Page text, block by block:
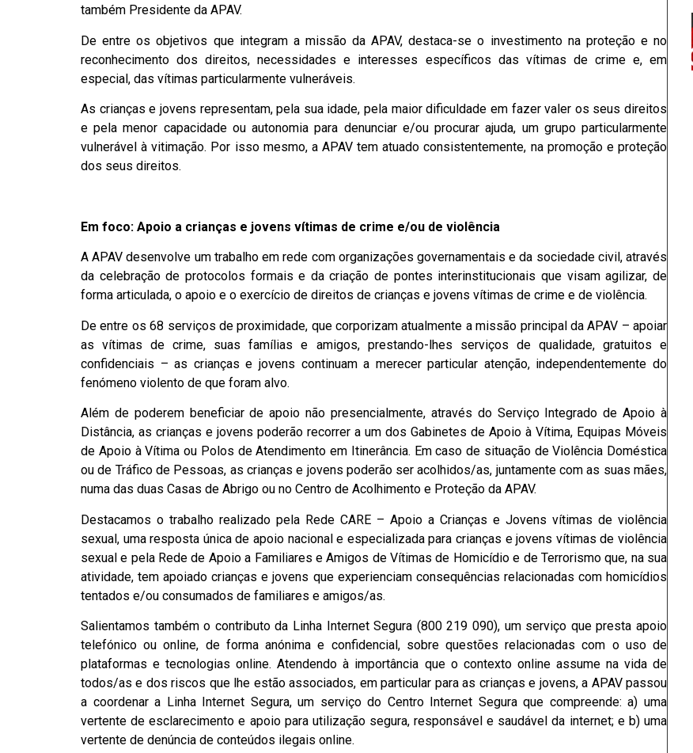
também Presidente da APAV.
De entre os objetivos que integram a missão da APAV, destaca-se o investimento na proteção e no
reconhecimento dos direitos, necessidades e interesses específicos das vítimas de crime e, em
especial, das vítimas particularmente vulneráveis.
As crianças e jovens representam, pela sua idade, pela maior dificuldade em fazer valer os seus direitos
e pela menor capacidade ou autonomia para denunciar e/ou procurar ajuda, um grupo particularmente
vulnerável à vitimação. Por isso mesmo, a APAV tem atuado consistentemente, na promoção e proteção
dos seus direitos.
Em foco: Apoio a crianças e jovens vítimas de crime e/ou de violência
A APAV desenvolve um trabalho em rede com organizações governamentais e da sociedade civil, através
da celebração de protocolos formais e da criação de pontes interinstitucionais que visam agilizar, de
forma articulada, o apoio e o exercício de direitos de crianças e jovens vítimas de crime e de violência.
De entre os 68 serviços de proximidade, que corporizam atualmente a missão principal da APAV – apoiar
as vítimas de crime, suas famílias e amigos, prestando-lhes serviços de qualidade, gratuitos e
confidenciais – as crianças e jovens continuam a merecer particular atenção, independentemente do
fenómeno violento de que foram alvo.
Além de poderem beneficiar de apoio não presencialmente, através do Serviço Integrado de Apoio à
Distância, as crianças e jovens poderão recorrer a um dos Gabinetes de Apoio à Vítima, Equipas Móveis
de Apoio à Vítima ou Polos de Atendimento em Itinerância. Em caso de situação de Violência Doméstica
ou de Tráfico de Pessoas, as crianças e jovens poderão ser acolhidos/as, juntamente com as suas mães,
numa das duas Casas de Abrigo ou no Centro de Acolhimento e Proteção da APAV.
Destacamos o trabalho realizado pela Rede CARE – Apoio a Crianças e Jovens vítimas de violência
sexual, uma resposta única de apoio nacional e especializada para crianças e jovens vítimas de violência
sexual e pela Rede de Apoio a Familiares e Amigos de Vítimas de Homicídio e de Terrorismo que, na sua
atividade, tem apoiado crianças e jovens que experienciam consequências relacionadas com homicídios
tentados e/ou consumados de familiares e amigos/as.
Salientamos também o contributo da Linha Internet Segura (800 219 090), um serviço que presta apoio
telefónico ou online, de forma anónima e confidencial, sobre questões relacionadas com o uso de
plataformas e tecnologias online. Atendendo à importância que o contexto online assume na vida de
todos/as e dos riscos que lhe estão associados, em particular para as crianças e jovens, a APAV passou
a coordenar a Linha Internet Segura, um serviço do Centro Internet Segura que compreende: a) uma
vertente de esclarecimento e apoio para utilização segura, responsável e saudável da internet; e b) uma
vertente de denúncia de conteúdos ilegais online.